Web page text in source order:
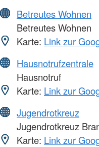
Betreutes Wohnen
Betreutes Wohnen
Karte: Link zur
Hausnotrufzentrale
Hausnotruf
Karte: Link zur
Jugendrotkreuz
Jugendrotkreuz
Karte: Link zur